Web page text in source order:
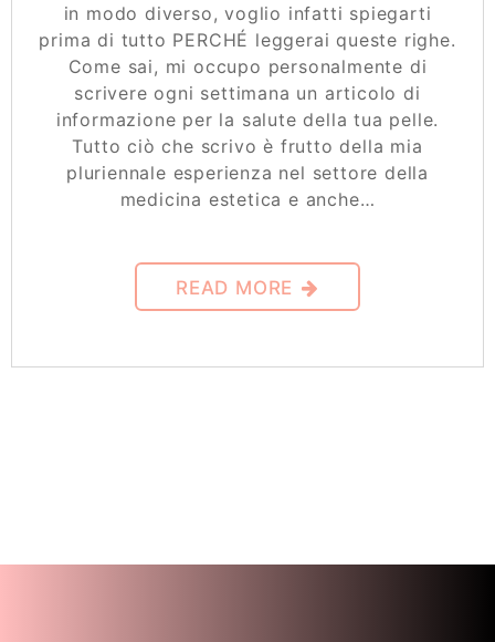
in modo diverso, voglio infatti spiegarti
prima di tutto PERCHÉ leggerai queste righe.
Come sai, mi occupo personalmente di
scrivere ogni settimana un articolo di
informazione per la salute della tua pelle.
Tutto ciò che scrivo è frutto della mia
pluriennale esperienza nel settore della
medicina estetica e anche…
READ MORE